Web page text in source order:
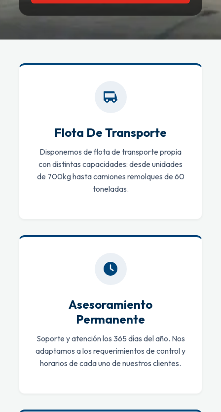
Flota De Transporte
Disponemos de flota de transporte propia
con distintas capacidades: desde unidades
de 700kg hasta camiones remolques de 60
toneladas.
Asesoramiento
Permanente
Soporte y atención los 365 días del año. Nos
adaptamos a los requerimientos de control y
horarios de cada uno de nuestros clientes.